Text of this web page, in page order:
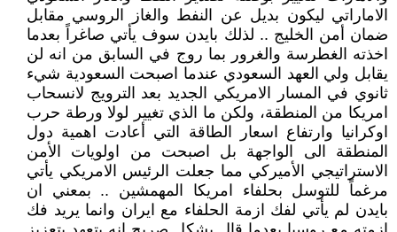
الاماراتي ليكون بديل عن النفط والغاز الروسي مقابل
ضمان أمن الخليج .. لذلك بايدن سوف يأتي صاغراً بعدما
اخذته الغطرسة والغرور بما روج في السابق من انه لن
يقابل ولي العهد السعودي عندما اصبحت السعودية شيء
ثانوي في المسار الامريكي الجديد بعد الترويج لانسحاب
امريكا من المنطقة، ولكن ما الذي تغيير لولا ورطة حرب
اوكرانيا وارتفاع اسعار الطاقة التي أعادت اهمية دول
المنطقة الى الواجهة بل اصبحت من اولويات الأمن
الاستراتيجي الأميركي مما جعلت الرئيس الامريكي يأتي
مرغماً للتوسل بحلفاء امريكا المهمشين .. بمعني ان
بايدن لم يأتي لفك ازمة الحلفاء مع ايران وانما يريد فك